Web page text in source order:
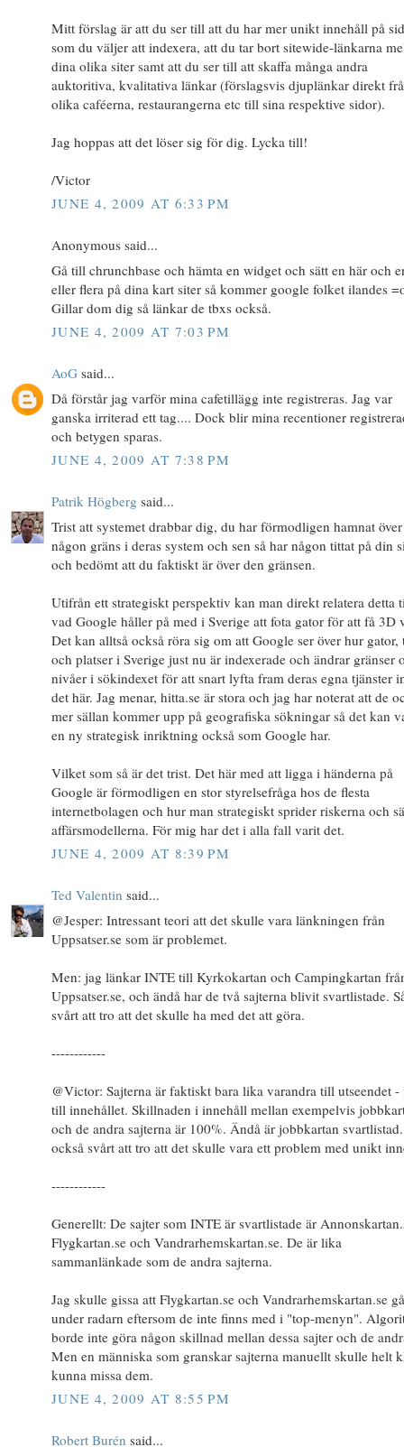
Mitt förslag är att du ser till att du har mer unikt innehåll på
som du väljer att indexera, att du tar bort sitewide-länkarna
dina olika siter samt att du ser till att skaffa många andra
auktoritiva, kvalitativa länkar (förslagsvis djuplänkar direkt
olika caféerna, restaurangerna etc till sina respektive sidor).
Jag hoppas att det löser sig för dig. Lycka till!
/Victor
JUNE 4, 2009 AT 6:33 PM
Anonymous said...
Gå till chrunchbase och hämta en widget och sätt en här och
eller flera på dina kart siter så kommer google folket ilandes
Gillar dom dig så länkar de tbxs också.
JUNE 4, 2009 AT 7:03 PM
AoG said...
Då förstår jag varför mina cafetillägg inte registreras. Jag var
ganska irriterad ett tag.... Dock blir mina recentioner
och betygen sparas.
JUNE 4, 2009 AT 7:38 PM
Patrik Högberg said...
Trist att systemet drabbar dig, du har förmodligen hamnat över
någon gräns i deras system och sen så har någon tittat på din
och bedömt att du faktiskt är över den gränsen.
Utifrån ett strategiskt perspektiv kan man direkt relatera detta
vad Google håller på med i Sverige att fota gator för att få 3D
Det kan alltså också röra sig om att Google ser över hur gator,
och platser i Sverige just nu är indexerade och ändrar gränser
nivåer i sökindexet för att snart lyfta fram deras egna tjänster
det här. Jag menar, hitta.se är stora och jag har noterat att de
mer sällan kommer upp på geografiska sökningar så det kan
en ny strategisk inriktning också som Google har.
Vilket som så är det trist. Det här med att ligga i händerna på
Google är förmodligen en stor styrelsefråga hos de flesta
internetbolagen och hur man strategiskt sprider riskerna och
affärsmodellerna. För mig har det i alla fall varit det.
JUNE 4, 2009 AT 8:39 PM
Ted Valentin said...
@Jesper: Intressant teori att det skulle vara länkningen från
Uppsatser.se som är problemet.
Men: jag länkar INTE till Kyrkokartan och Campingkartan
Uppsatser.se, och ändå har de två sajterna blivit svartlistade.
svårt att tro att det skulle ha med det att göra.
------------
@Victor: Sajterna är faktiskt bara lika varandra till utseendet -
till innehållet. Skillnaden i innehåll mellan exempelvis
och de andra sajterna är 100%. Ändå är jobbkartan
också svårt att tro att det skulle vara ett problem med unikt
------------
Generellt: De sajter som INTE är svartlistade är
Flygkartan.se och Vandrarhemskartan.se. De är lika
sammanlänkade som de andra sajterna.
Jag skulle gissa att Flygkartan.se och Vandrarhemskartan.se
under radarn eftersom de inte finns med i "top-menyn".
borde inte göra någon skillnad mellan dessa sajter och de
Men en människa som granskar sajterna manuellt skulle helt
kunna missa dem.
JUNE 4, 2009 AT 8:55 PM
Robert Burén said...